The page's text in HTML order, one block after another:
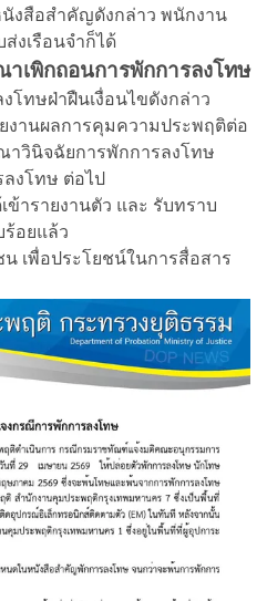
งสือสำคัญดังกล่าว พนักงาน
งเรือนจำก็ได้
เพิกถอนการพักการลงโทษ
โทษฝ่าฝืนเงื่อนไขดังกล่าว
งานผลการคุมความประพฤติต่อ
วินิจฉัยการพักการลงโทษ
งโทษ ต่อไป
ข้ารายงานตัว และ รับทราบ
ร้อยแล้ว
เพื่อประโยชน์ในการสื่อสาร